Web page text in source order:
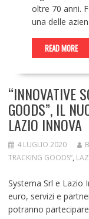
oltre 70 anni.
una delle
READ MORE
“INNOVATIVE
GOODS”, IL
LAZIO INNOVA
4 LUGLIO 2020
TRACKING GOODS”,
Systema Srl e Lazio
euro, servizi e
potranno